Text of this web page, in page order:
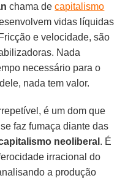
chama decapitalismo
vidas líquidas
e velocidade, são
Nada
necessário para o
nada tem valor.
é um dom que
faz fumaça diante das
neoliberal . É
irracional do
a produção